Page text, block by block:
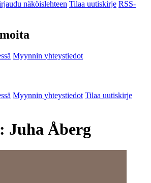
näköislehteen Tilaa uutiskirje RSS-
Myynnin yhteystiedot
Myynnin yhteystiedot Tilaa uutiskirje
Juha Åberg